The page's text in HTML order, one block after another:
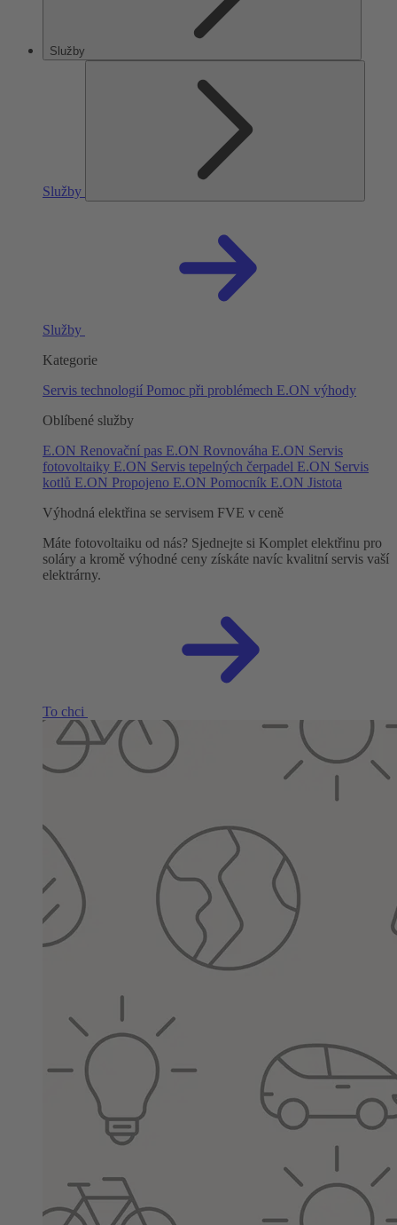
Služby
Služby
Služby
Kategorie
Servis technologií Pomoc při problémech E.ON výhody
Oblíbené služby
E.ON Renovační pas E.ON Rovnováha E.ON Servis
fotovoltaiky E.ON Servis tepelných čerpadel E.ON Servis
kotlů E.ON Propojeno E.ON Pomocník E.ON Jistota
Výhodná elektřina se servisem FVE v ceně
Máte fotovoltaiku od nás? Sjednejte si Komplet elektřinu pro
soláry a kromě výhodné ceny získáte navíc kvalitní servis vaší
elektrárny.
To chci